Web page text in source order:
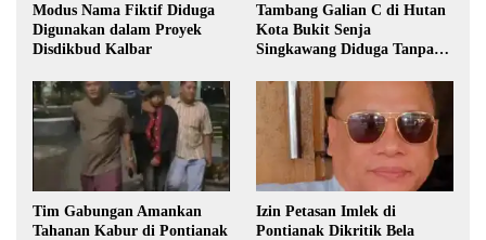
Modus Nama Fiktif Diduga
Digunakan dalam Proyek
Disdikbud Kalbar
Tambang Galian C di Hutan
Kota Bukit Senja
Singkawang Diduga Tanpa
Tim Gabungan Amankan
Tahanan Kabur di Pontianak
Izin Petasan Imlek di
Pontianak Dikritik Bela